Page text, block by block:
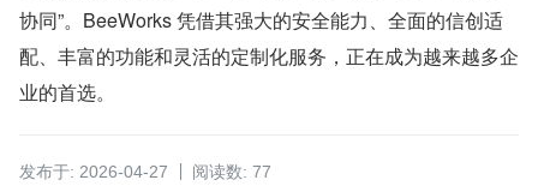
协同”。BeeWorks 凭借其强大的安全能力、全面的信创适
配、丰富的功能和灵活的定制化服务，正在成为越来越多企
业的首选。
发布于: 2026-04-27 阅读数: 77